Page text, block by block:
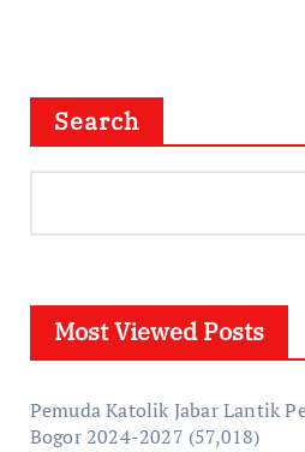
Search
Most Viewed Posts
Pemuda Katolik Jabar Lantik
Bogor 2024-2027 (57,018)